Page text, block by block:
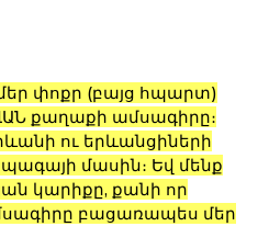
փոքր (բայց հպարտ)
քաղաքի ամսագիրը։
ու երևանցիների
մասին։ Եվ մենք
կարիքը, քանի որ
բացառապես մեր